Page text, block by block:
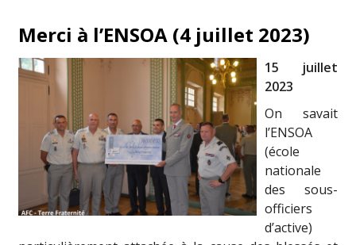
Merci à l’ENSOA (4 juillet 2023)
15 juillet
2023
On savait
l’ENSOA
(école
nationale
des sous-
officiers
d’active)